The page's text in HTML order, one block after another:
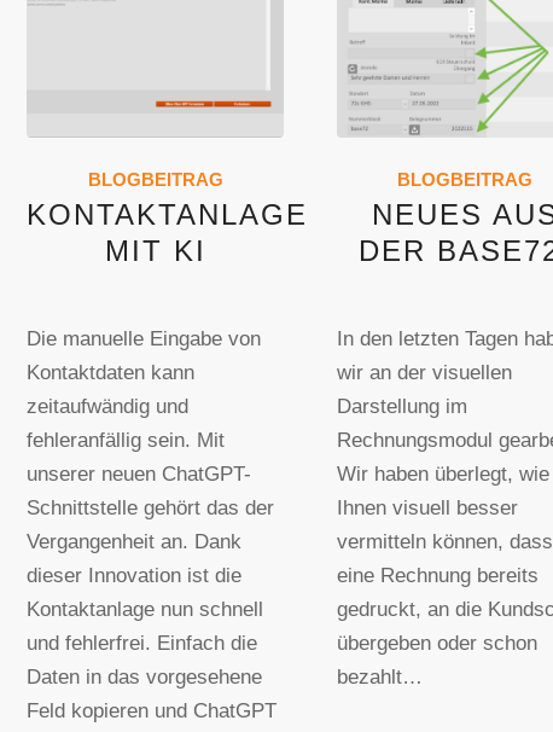
BLOGBEITRAG
KONTAKTANLAGE
MIT KI
Die manuelle Eingabe von
Kontaktdaten kann
zeitaufwändig und
fehleranfällig sein. Mit
unserer neuen ChatGPT-
Schnittstelle gehört das der
Vergangenheit an. Dank
dieser Innovation ist die
Kontaktanlage nun schnell
und fehlerfrei. Einfach die
Daten in das vorgesehene
Feld kopieren und ChatGPT
BLOGBEITRAG
NEUES
DER
In den letzten Tagen
wir an der visuellen
Darstellung im
Rechnungsmodul
Wir haben überlegt,
Ihnen visuell besser
vermitteln können, dass
eine Rechnung bereits
gedruckt, an die
übergeben oder schon
bezahlt…